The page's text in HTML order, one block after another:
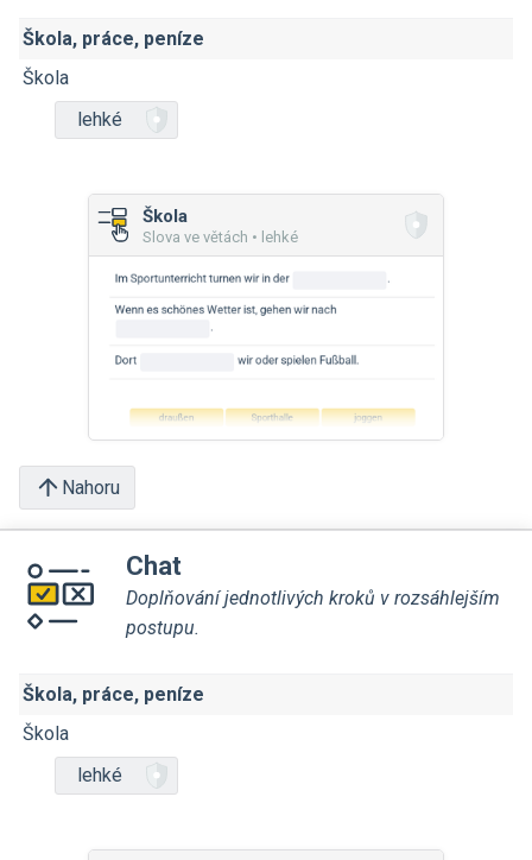
Škola, práce, peníze
Škola
lehké
Škola
Slova ve větách • lehké
Nahoru
Chat
Doplňování jednotlivých kroků v rozsáhlejším
postupu.
Škola, práce, peníze
Škola
lehké